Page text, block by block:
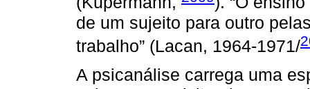
de um sujeito para outro
trabalho” (Lacan, 1964-1971/
A psicanálise carrega uma